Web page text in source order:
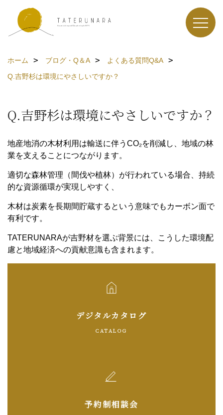
ホーム ブログ・Q＆A
よくある質問Q&A
Q.吉野杉は環境にやさしいですか？
Q.吉野杉は環境にやさしいですか？
地産地消の木材利用は輸送に伴うCO₂を削減し、地域の林
業を支えることにつながります。
適切な森林管理（間伐や植林）が行われている場合、持続
的な資源循環が実現しやすく、
木材は炭素を長期間貯蔵するという意味でもカーボン面で
有利です。
TATERUNARAが吉野材を選ぶ背景には、こうした環境配
慮と地域経済への貢献意識も含まれます。
デジタルカタログ
CATALOG
予約制相談会